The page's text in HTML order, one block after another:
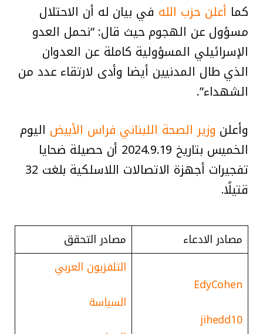
كما أعلن حزب الله في بيان له أن الاحتلال
مسؤول عن الهجوم حيث قال: “نحمل العدو
الإسرائيلي المسؤولية كاملة عن العدوان
الذي طال المدنيين أيضا وأدى لارتقاء عدد من
الشهداء”.
وأعلن وزير الصحة اللبناني فراس الأبيض اليوم
الخميس بتاريخ 2024.9.19 أن حصيلة ضحايا
تفجيرات أجهزة الاتصالات اللاسلكية بلغت 32
قتيلًا.
مصادر الادعاء مصادر التحقق
EdyCohen
jihedd10
التلفزيون العربي
السياسة